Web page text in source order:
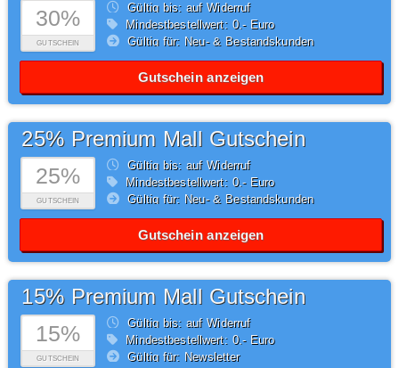
30%
GUTSCHEIN
Gültig bis: auf Widerruf
Mindestbestellwert: 0,- Euro
Gültig für: Neu- & Bestandskunden
Gutschein anzeigen
25%
GUTSCHEIN
25% Premium Mall Gutschein
Gültig bis: auf Widerruf
Mindestbestellwert: 0,- Euro
Gültig für: Neu- & Bestandskunden
Gutschein anzeigen
15%
GUTSCHEIN
15% Premium Mall Gutschein
Gültig bis: auf Widerruf
Mindestbestellwert: 0,- Euro
Gültig für: Newsletter